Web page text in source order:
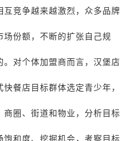
互竞争越来越激烈，众多品牌
份额，不断的扩张自己规
对个体加盟商而言，汉堡店
餐店目标群体选定青少年，
圈、街道和物业，分析目标
和度、挖掘机会，考察目标